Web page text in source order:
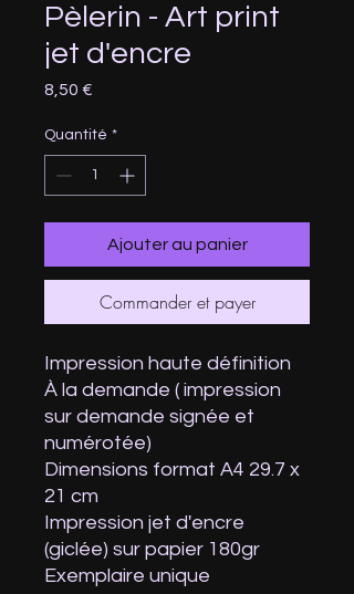
Pèlerin - Art print
jet d'encre
8,50 €
Quantité *
Ajouter au panier
Commander et payer
Impression haute définition
À la demande ( impression
sur demande signée et
numérotée)
Dimensions format A4 29.7 x
21 cm
Impression jet d'encre
(giclée) sur papier 180gr
Exemplaire unique